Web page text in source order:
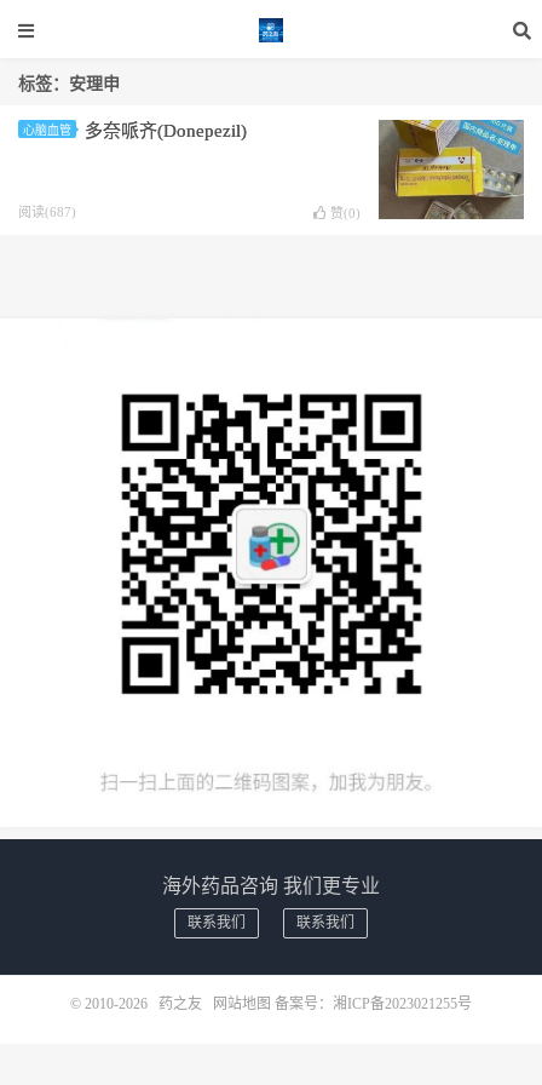
标签：安理申
心脑血管 多奈哌齐(Donepezil)
阅读(687) 赞(0)
海外药品咨询 我们更专业
联系我们 联系我们
© 2010-2026 药之友 网站地图 备案号： 湘ICP备2023021255号